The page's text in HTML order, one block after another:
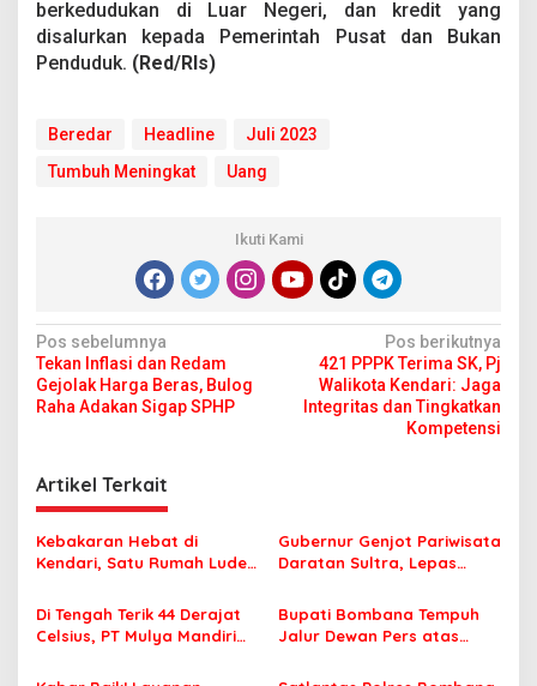
berkedudukan di Luar Negeri, dan kredit yang
disalurkan kepada Pemerintah Pusat dan Bukan
Penduduk. (Red/Rls)
Beredar Headline
Juli 2023
Tumbuh Meningkat
Uang
Ikuti Kami
N
a
v
g
a
s
p
o
Pos sebelumnya
Tekan Inflasi dan Redam
Gejolak Harga Beras, Bulog
Raha Adakan Sigap SPHP
Pos berikutnya
421 PPPK Terima SK, Pj
Walikota Kendari: Jaga
Integritas dan Tingkatkan
Kompetensi
Artikel Terkait
Kebakaran Hebat di
Kendari, Satu Rumah Ludes
Gubernur Genjot Pariwisata
Daratan Sultra, Lepas
Tiga Kabupaten Unggulan
Di Tengah Terik 44 Derajat
Celsius, PT Mulya Mandiri
Jamaah Tetap Sehat dan
Bupati Bombana Tempuh
Jalur Dewan Pers atas
Korupsi Jembatan Cirauci II